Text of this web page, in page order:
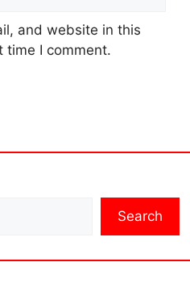
and website in this
time I comment.
Search